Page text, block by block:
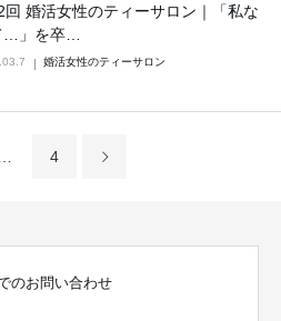
回 婚活女性のティーサロン｜「私な
…」を卒…
婚活女性のティーサロン
4
のお問い合わせ